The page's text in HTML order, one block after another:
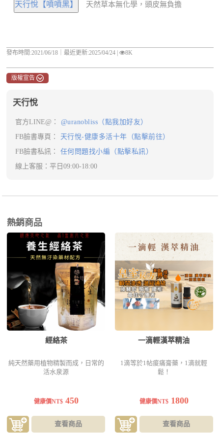
天然草本無化學，頭皮無負擔
發布時間:2021/06/18｜最近更新:2025/04/24 | 8K
版權宣告
天行悅
官方LINE@：
@uranobliss（點我加好友）
FB臉書專頁：
天行悅-健康多活十年（點擊前往）
FB臉書私訊：
任何問題找小編（點擊私訊）
線上客服：平日09:00-18:00
熱銷商品
經絡茶
純天然藥用植物精製而成，日常的
活水泉源
健康價NT$450
查看商品
一滴輕漢萃精油
1滴等於1帖痠痛膏藥，1滴就輕
鬆！
健康價NT$1800
查看商品